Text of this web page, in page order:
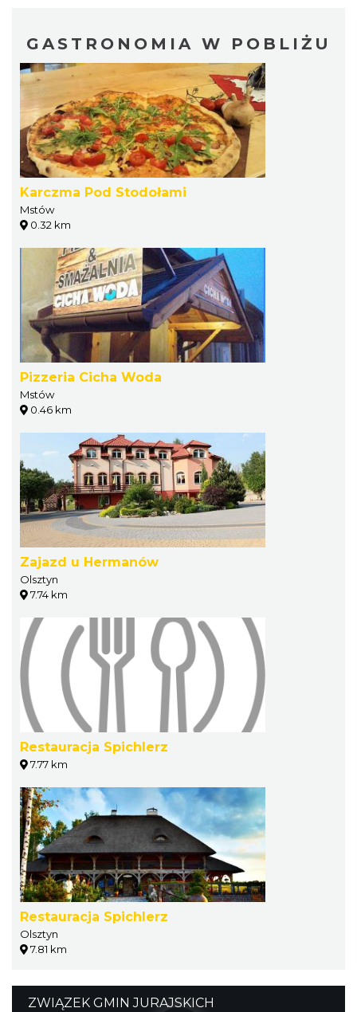
GASTRONOMIA W POBLIŻU
Karczma Pod Stodołami
Mstów
0.32 km
Pizzeria Cicha Woda
Mstów
0.46 km
Zajazd u Hermanów
Olsztyn
7.74 km
Restauracja Spichlerz
7.77 km
Restauracja Spichlerz
Olsztyn
7.81 km
ZWIĄZEK GMIN JURAJSKICH